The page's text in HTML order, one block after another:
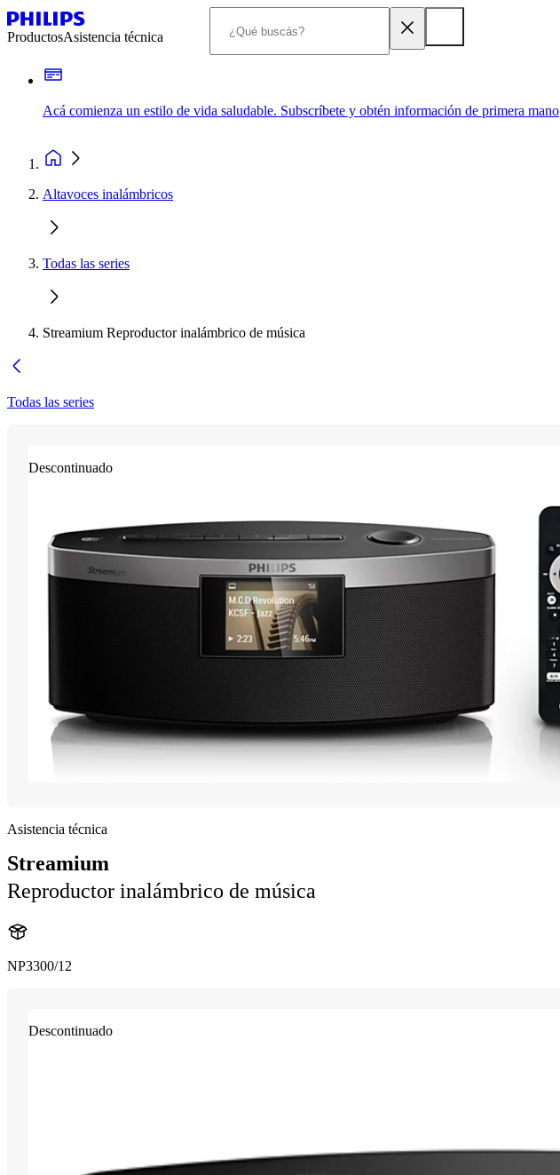
ProductosAsistencia técnica
Acá comienza un estilo de vida saludable. Subscríbete y obtén información de primera mano
Altavoces inalámbricos
Todas las series
Streamium Reproductor inalámbrico de música
Todas las series
Descontinuado
Asistencia técnica
Streamium
Reproductor inalámbrico de música
NP3300/12
Descontinuado